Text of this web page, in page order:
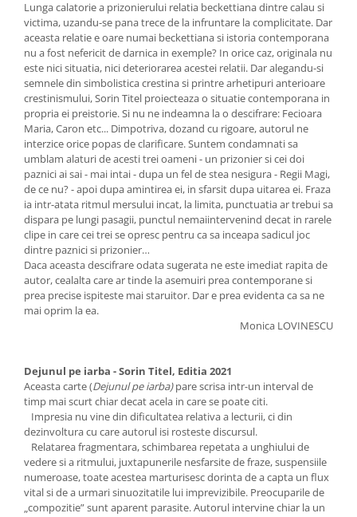
Lunga calatorie a prizonierului relatia beckettiana dintre calau si
victima, uzandu-se pana trece de la infruntare la complicitate. Dar
aceasta relatie e oare numai beckettiana si istoria contemporana
nu a fost nefericit de darnica in exemple? In orice caz, originala nu
este nici situatia, nici deteriorarea acestei relatii. Dar alegandu-si
semnele din simbolistica crestina si printre arhetipuri anterioare
crestinismului, Sorin Titel proiecteaza o situatie contemporana in
propria ei preistorie. Si nu ne indeamna la o descifrare: Fecioara
Maria, Caron etc... Dimpotriva, dozand cu rigoare, autorul ne
interzice orice popas de clarificare. Suntem condamnati sa
umblam alaturi de acesti trei oameni - un prizonier si cei doi
paznici ai sai - mai intai - dupa un fel de stea nesigura - Regii Magi,
de ce nu? - apoi dupa amintirea ei, in sfarsit dupa uitarea ei. Fraza
ia intr-atata ritmul mersului incat, la limita, punctuatia ar trebui sa
dispara pe lungi pasagii, punctul nemaiintervenind decat in rarele
clipe in care cei trei se opresc pentru ca sa inceapa sadicul joc
dintre paznici si prizonier…
Daca aceasta descifrare odata sugerata ne este imediat rapita de
autor, cealalta care ar tinde la asemuiri prea contemporane si
prea precise ispiteste mai staruitor. Dar e prea evidenta ca sa ne
mai oprim la ea.
Monica LOVINESCU
Dejunul pe iarba - Sorin Titel, Editia 2021
Aceasta carte (Dejunul pe iarba)pare scrisa intr-un interval de
timp mai scurt chiar decat acela in care se poate citi.
Impresia nu vine din dificultatea relativa a lecturii, ci din
dezinvoltura cu care autorul isi rosteste discursul.
Relatarea fragmentara, schimbarea repetata a unghiului de
vedere si a ritmului, juxtapunerile nesfarsite de fraze, suspensiile
numeroase, toate acestea marturisesc dorinta de a capta un flux
vital si de a urmari sinuozitatile lui imprevizibile. Preocuparile de
„compozitie” sunt aparent parasite. Autorul intervine chiar la un